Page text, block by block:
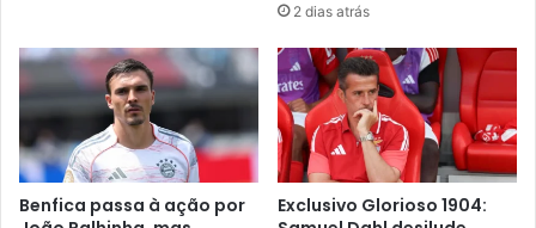
2 dias atrás
Benfica passa à ação por
Exclusivo Glorioso 1904: